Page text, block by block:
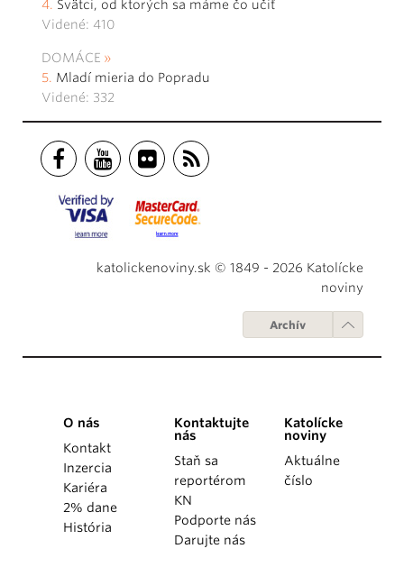
Svätci, od ktorých sa máme čo učiť
Videné: 410
DOMÁCE
Mladí mieria do Popradu
Videné: 332
katolickenoviny.sk © 1849 - 2026 Katolícke
noviny
Archív
O nás
Kontakt
Inzercia
Kariéra
2% dane
História
Kontaktujte
nás
Staň sa
reportérom
KN
Podporte nás
Darujte nás
Katolícke
noviny
Aktuálne
číslo